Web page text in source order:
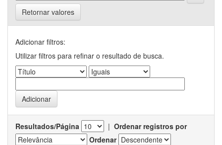
Retornar valores
Adicionar filtros:
Utilizar filtros para refinar o resultado de busca.
Resultados/Página | Ordenar registros por
Ordenar